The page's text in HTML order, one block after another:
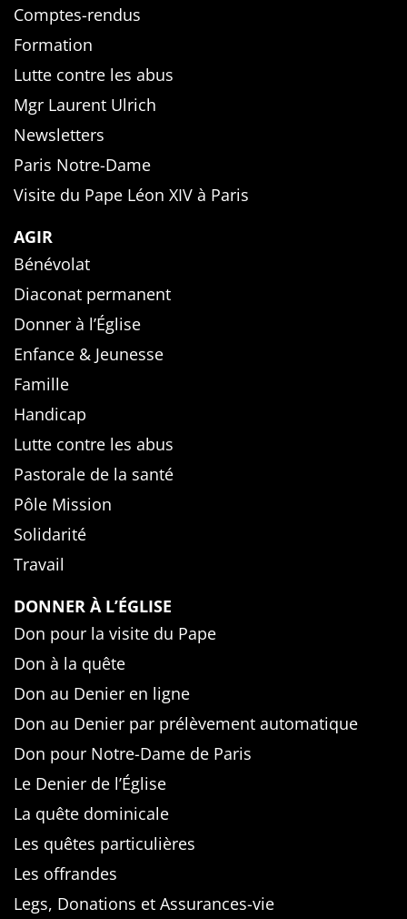
Comptes-rendus
Formation
Lutte contre les abus
Mgr Laurent Ulrich
Newsletters
Paris Notre-Dame
Visite du Pape Léon XIV à Paris
AGIR
Bénévolat
Diaconat permanent
Donner à l’Église
Enfance & Jeunesse
Famille
Handicap
Lutte contre les abus
Pastorale de la santé
Pôle Mission
Solidarité
Travail
DONNER À L’ÉGLISE
Don pour la visite du Pape
Don à la quête
Don au Denier en ligne
Don au Denier par prélèvement automatique
Don pour Notre-Dame de Paris
Le Denier de l’Église
La quête dominicale
Les quêtes particulières
Les offrandes
Legs, Donations et Assurances-vie